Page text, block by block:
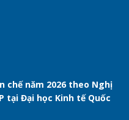
chế năm 2026 theo Nghị
tại Đại học Kinh tế Quốc